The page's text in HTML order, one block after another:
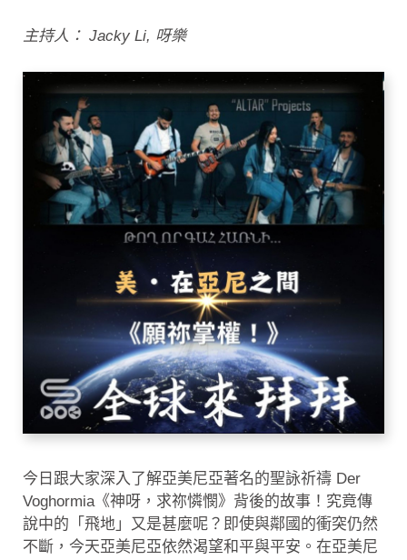
主持人： Jacky Li, 呀樂
今日跟大家深入了解亞美尼亞著名的聖詠祈禱 Der
Voghormia《神呀，求祢憐憫》背後的故事！究竟傳
說中的「飛地」又是甚麼呢？即使與鄰國的衝突仍然
不斷，今天亞美尼亞依然渴望和平與平安。在亞美尼